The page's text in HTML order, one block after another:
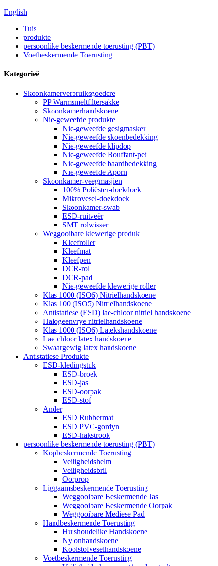
English
Tuis
produkte
persoonlike beskermende toerusting (PBT)
Voetbeskermende Toerusting
Kategorieë
Skoonkamerverbruiksgoedere
PP Warmsmeltfiltersakke
Skoonkamerhandskoene
Nie-geweefde produkte
Nie-geweefde gesigmasker
Nie-geweefde skoenbedekking
Nie-geweefde klipdop
Nie-geweefde Bouffant-pet
Nie-geweefde baardbedekking
Nie-geweefde Aporn
Skoonkamer-veegmasjien
100% Poliëster-doekdoek
Mikrovesel-doekdoek
Skoonkamer-swab
ESD-ruitveër
SMT-rolwisser
Weggooibare klewerige produk
Kleefroller
Kleefmat
Kleefpen
DCR-rol
DCR-pad
Nie-geweefde klewerige roller
Klas 1000 (ISO6) Nitrielhandskoene
Klas 100 (ISO5) Nitrielhandskoene
Antistatiese (ESD) lae-chloor nitriel handskoene
Halogeenvrye nitrielhandskoene
Klas 1000 (ISO6) Latekshandskoene
Lae-chloor latex handskoene
Swaargewig latex handskoene
Antistatiese Produkte
ESD-kledingstuk
ESD-broek
ESD-jas
ESD-oorpak
ESD-stof
Ander
ESD Rubbermat
ESD PVC-gordyn
ESD-hakstrook
persoonlike beskermende toerusting (PBT)
Kopbeskermende Toerusting
Veiligheidshelm
Veiligheidsbril
Oorprop
Liggaamsbeskermende Toerusting
Weggooibare Beskermende Jas
Weggooibare Beskermende Oorpak
Weggooibare Mediese Pad
Handbeskermende Toerusting
Huishoudelike Handskoene
Nylonhandskoene
Koolstofveselhandskoene
Voetbeskermende Toerusting